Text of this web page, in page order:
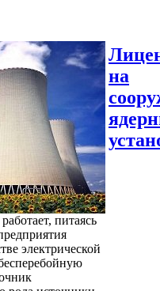
питаясь
электрической
на